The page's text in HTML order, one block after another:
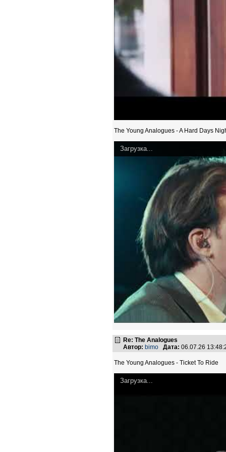
The Young Analogues - A Hard Days
Загрузка...
Re: The Analogues
Автор: bimo Дата: 06.07.26
The Young Analogues - Ticket To Ride
Загрузка...